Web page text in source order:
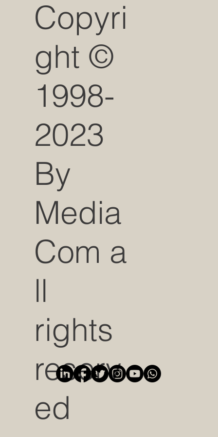
Copyri
ght ©
1998-
2023
By
Media
Com a
ll
rights
reserv
ed